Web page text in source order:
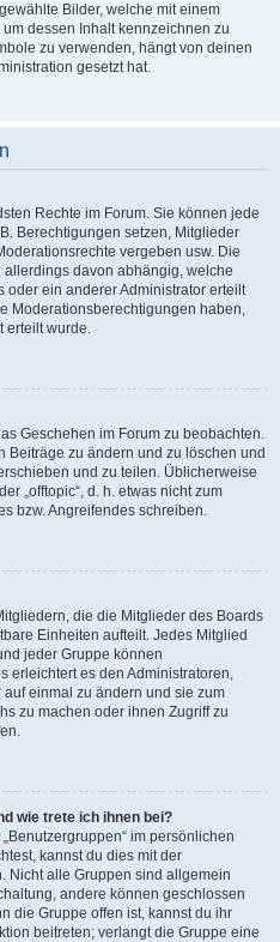
Bilder, welche mit einem
dessen Inhalt kennzeichnen zu
zu verwenden, hängt von deinen
gesetzt hat.
Rechte im Forum. Sie können jede
Berechtigungen setzen, Mitglieder
vergeben usw. Die
allerdings davon abhängig, welche
oder ein anderer Administrator erteilt
Moderationsberechtigungen haben,
erteilt wurde.
Geschehen im Forum zu beobachten.
Beiträge zu ändern und zu löschen und
und zu teilen. Üblicherweise
„offtopic“, d. h. etwas nicht zum
bzw. Angreifendes schreiben.
die die Mitglieder des Boards
Einheiten aufteilt. Jedes Mitglied
jeder Gruppe können
erleichtert es den Administratoren,
einmal zu ändern und sie zum
zu machen oder ihnen Zugriff zu
wie trete ich ihnen bei?
im persönlichen
kannst du dies mit der
Nicht alle Gruppen sind allgemein
andere können geschlossen
die Gruppe offen ist, kannst du ihr
beitreten; verlangt die Gruppe eine